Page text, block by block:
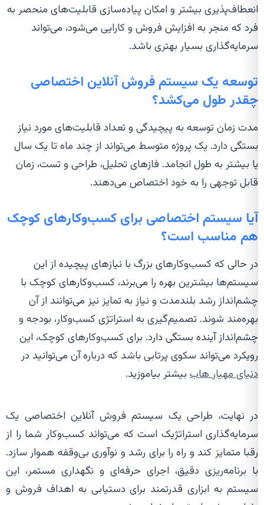
انعطاف‌پذیری بیشتر و امکان پیاده‌سازی قابلیت‌های منحصر به
فرد که منجر به افزایش فروش و کارایی می‌شود، می‌تواند
سرمایه‌گذاری بسیار بهتری باشد.
توسعه یک سیستم فروش آنلاین اختصاصی
چقدر طول می‌کشد؟
مدت زمان توسعه به پیچیدگی و تعداد قابلیت‌های مورد نیاز
بستگی دارد. یک پروژه متوسط می‌تواند از چند ماه تا یک سال
یا بیشتر به طول انجامد. فازهای تحلیل، طراحی و تست، زمان
قابل توجهی را به خود اختصاص می‌دهند.
آیا سیستم اختصاصی برای کسب‌وکارهای کوچک
هم مناسب است؟
در حالی که کسب‌وکارهای بزرگ با نیازهای پیچیده از این
سیستم‌ها بیشترین بهره را می‌برند، کسب‌وکارهای کوچک با
چشم‌انداز رشد بلندمدت و نیاز به تمایز نیز می‌توانند از آن
بهره‌مند شوند. تصمیم‌گیری به استراتژی کسب‌وکار، بودجه و
چشم‌انداز آینده بستگی دارد. برای کسب‌وکارهای کوچک، این
رویکرد می‌تواند سکوی پرتابی باشد که درباره آن می‌توانید در
دنیای مهیار هاب بیشتر بیاموزید.
در نهایت، طراحی یک سیستم فروش آنلاین اختصاصی یک
سرمایه‌گذاری استراتژیک است که می‌تواند کسب‌وکار شما را از
رقبا متمایز کند و راه را برای رشد و نوآوری بی‌وقفه هموار سازد.
با برنامه‌ریزی دقیق، اجرای حرفه‌ای و نگهداری مستمر، این
سیستم به ابزاری قدرتمند برای دستیابی به اهداف فروش و